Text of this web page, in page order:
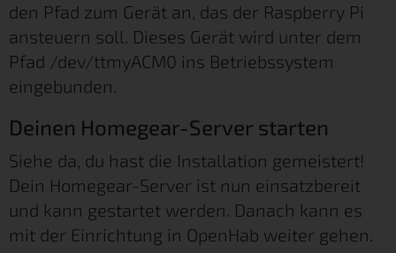
den Pfad zum Gerät an, das der Raspberry Pi
ansteuern soll. Dieses Gerät wird unter dem
Pfad /dev/ttmyACM0 ins Betriebssystem
eingebunden.
Deinen Homegear-Server starten
Siehe da, du hast die Installation gemeistert!
Dein Homegear-Server ist nun einsatzbereit
und kann gestartet werden. Danach kann es
mit der Einrichtung in OpenHab weiter gehen.